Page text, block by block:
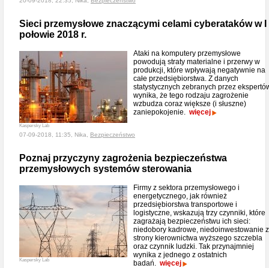
Sieci przemysłowe znaczącymi celami cyberataków w I
połowie 2018 r.
Kaspersky Lab
Ataki na komputery przemysłowe
powodują straty materialne i przerwy w
produkcji, które wpływają negatywnie na
całe przedsiębiorstwa. Z danych
statystycznych zebranych przez
wynika, że tego rodzaju zagrożenie
wzbudza coraz większe (i słuszne)
zaniepokojenie. więcej
07-09-2018, 11:35, Nika, Bezpieczeństwo
Poznaj przyczyny zagrożenia bezpieczeństwa
przemysłowych systemów sterowania
Kaspersky Lab
Firmy z sektora przemysłowego i
energetycznego, jak również
przedsiębiorstwa transportowe i
logistyczne, wskazują trzy czynniki, które
zagrażają bezpieczeństwu ich sieci:
niedobory kadrowe, niedoinwestowanie
strony kierownictwa wyższego szczebla
oraz czynnik ludzki. Tak przynajmniej
wynika z jednego z ostatnich
badań. więcej